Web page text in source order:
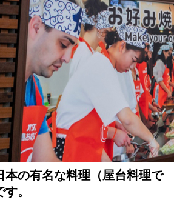
本の有名な料理（屋台料理で
。